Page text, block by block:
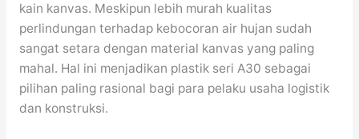
kain kanvas. Meskipun lebih murah kualitas
perlindungan terhadap kebocoran air hujan sudah
sangat setara dengan material kanvas yang paling
mahal. Hal ini menjadikan plastik seri A30 sebagai
pilihan paling rasional bagi para pelaku usaha logistik
dan konstruksi.